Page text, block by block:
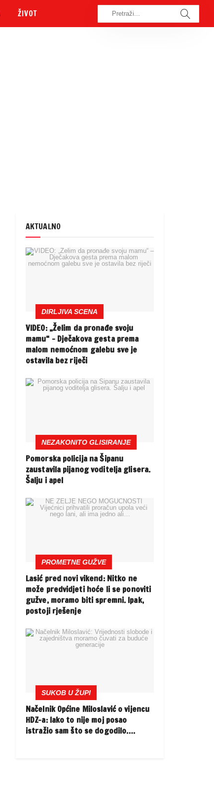
ŽIVOT
AKTUALNO
DIRLJIVA SCENA
VIDEO: „Želim da pronađe svoju
mamu“ – Dječakova gesta prema
malom nemoćnom galebu sve je
ostavila bez riječi
NEZAKONITO GLISIRANJE
Pomorska policija na Šipanu
zaustavila pijanog voditelja glisera.
Šalju i apel
PROMETNE GUŽVE
Lasić pred novi vikend: Nitko ne
može predvidjeti hoće li se ponoviti
gužve, moramo biti spremni. Ipak,
postoji rješenje
SUKOB U ŽUPI
Načelnik Općine Miloslavić o vijencu
HDZ-a: Iako to nije moj posao
istražio sam što se dogodilo….